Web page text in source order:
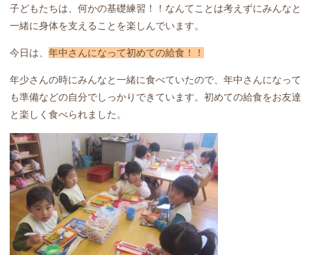
子どもたちは、何かの基礎練習！！なんてことは考えずにみんなと
一緒に身体を支えることを楽しんでいます。
今日は、 年中さんになって初めての給食！！
年少さんの時にみんなと一緒に食べていたので、年中さんになって
も準備などの自分でしっかりできています。初めての給食をお友達
と楽しく食べられました。